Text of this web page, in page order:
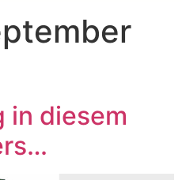
in diesem